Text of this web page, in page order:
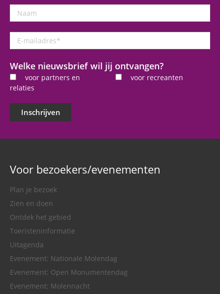
Naam
mailadres
Welke nieuwsbrief wil jij ontvangen?
voor partners en
relaties
voor recreanten
Inschrijven
Voor bezoekers/evenementen
Plan je bezoek
Zien en doen
Ontdek het gebied
Toeristeninformatie
Uitagenda
Evenement: Nationale Molendag
Evenement: Open Monumentendag
Evenement: Molennacht